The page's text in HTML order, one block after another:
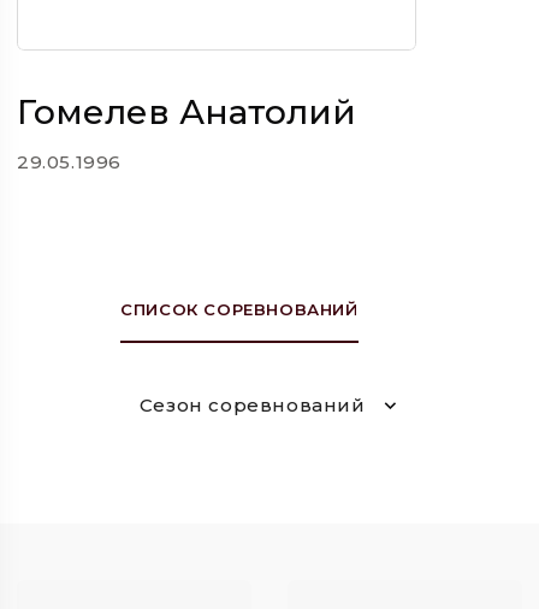
Гомелев Анатолий
29.05.1996
СПИСОК СОРЕВНОВАНИЙ
Сезон соревнований